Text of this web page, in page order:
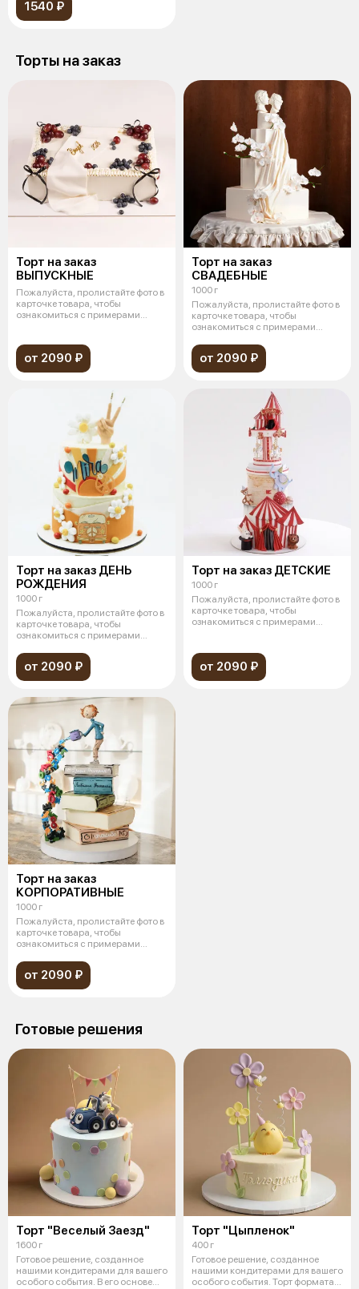
1540 ₽
Торты на заказ
Торт на заказ
ВЫПУСКНЫЕ
Пожалуйста, пролистайте фото в
карточке товара, чтобы
ознакомиться с примерами
от 2090 ₽
Торт на заказ
СВАДЕБНЫЕ
1000 г
Пожалуйста, пролистайте фото в
карточке товара, чтобы
ознакомиться с примерами
от 2090 ₽
Торт на заказ ДЕНЬ
РОЖДЕНИЯ
1000 г
Пожалуйста, пролистайте фото в
карточке товара, чтобы
ознакомиться с примерами
от 2090 ₽
Торт на заказ ДЕТСКИЕ
1000 г
Пожалуйста, пролистайте фото в
карточке товара, чтобы
ознакомиться с примерами
от 2090 ₽
Торт на заказ
КОРПОРАТИВНЫЕ
1000 г
Пожалуйста, пролистайте фото в
карточке товара, чтобы
ознакомиться с примерами
от 2090 ₽
Готовые решения
Торт "Веселый Заезд"
1600 г
Готовое решение, созданное
нашими кондитерами для вашего
особого события. В его основе
Торт "Цыпленок"
400 г
Готовое решение, созданное
нашими кондитерами для вашего
особого события. Торт формата